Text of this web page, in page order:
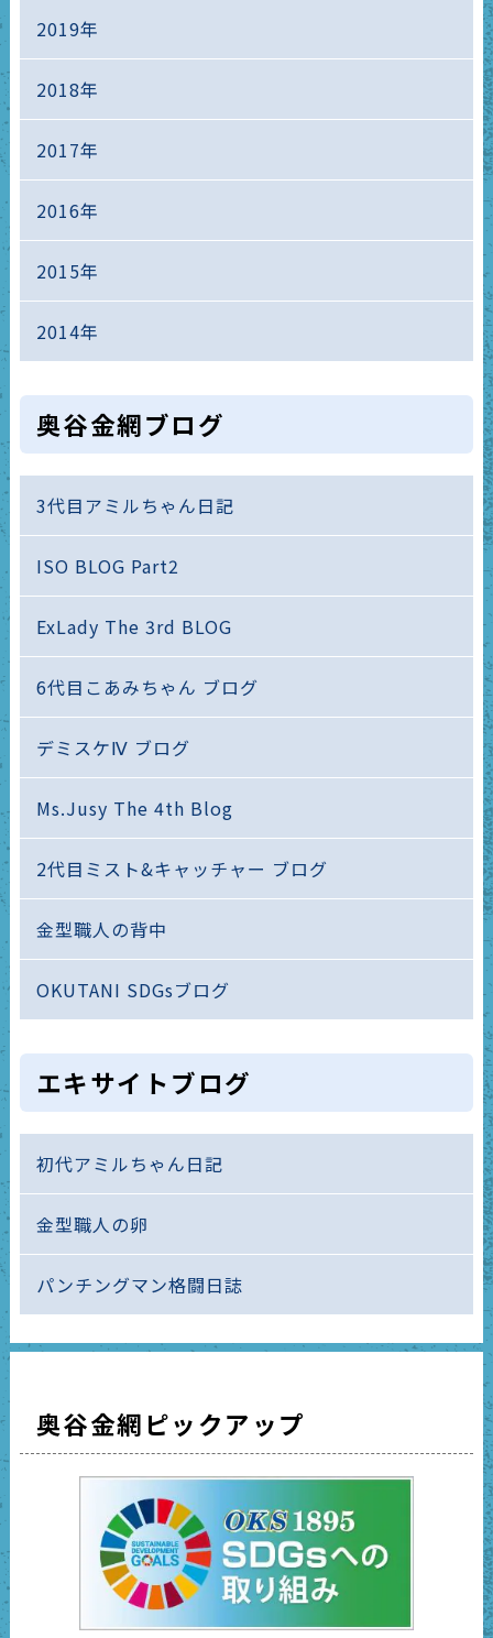
2019年
2018年
2017年
2016年
2015年
2014年
奥谷金網ブログ
3代目アミルちゃん日記
ISO BLOG Part2
ExLady The 3rd BLOG
6代目こあみちゃん ブログ
デミスケⅣ ブログ
Ms.Jusy The 4th Blog
2代目ミスト&キャッチャー ブログ
金型職人の背中
OKUTANI SDGsブログ
エキサイトブログ
初代アミルちゃん日記
金型職人の卵
パンチングマン格闘日誌
奥谷金網ピックアップ